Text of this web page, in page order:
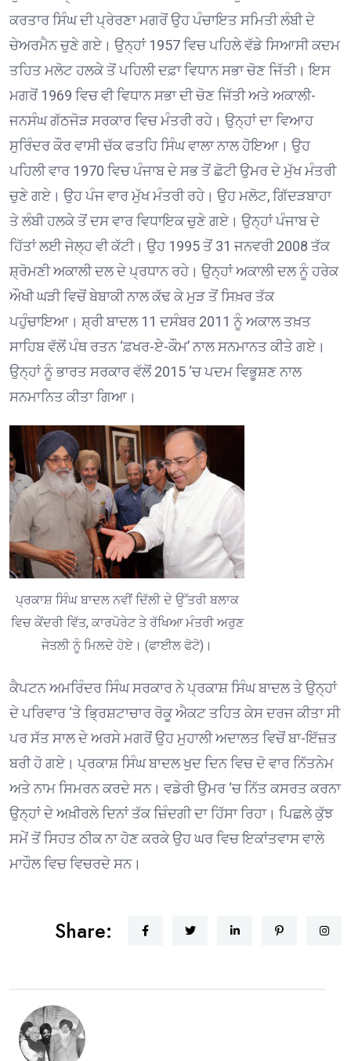
ਕਰਤਾਰ ਸਿੰਘ ਦੀ ਪ੍ਰੇਰਣਾ ਮਗਰੋਂ ਉਹ ਪੰਚਾਇਤ ਸਮਿਤੀ ਲੰਬੀ ਦੇ
ਚੇਅਰਮੈਨ ਚੁਣੇ ਗਏ। ਉਨ੍ਹਾਂ 1957 ਵਿਚ ਪਹਿਲੇ ਵੱਡੇ ਸਿਆਸੀ ਕਦਮ
ਤਹਿਤ ਮਲੋਟ ਹਲਕੇ ਤੋਂ ਪਹਿਲੀ ਦਫ਼ਾ ਵਿਧਾਨ ਸਭਾ ਚੋਣ ਜਿੱਤੀ। ਇਸ
ਮਗਰੋਂ 1969 ਵਿਚ ਵੀ ਵਿਧਾਨ ਸਭਾ ਦੀ ਚੋਣ ਜਿੱਤੀ ਅਤੇ ਅਕਾਲੀ-
ਜਨਸੰਘ ਗੱਠਜੋੜ ਸਰਕਾਰ ਵਿਚ ਮੰਤਰੀ ਰਹੇ। ਉਨ੍ਹਾਂ ਦਾ ਵਿਆਹ
ਸੁਰਿੰਦਰ ਕੌਰ ਵਾਸੀ ਚੱਕ ਫਤਹਿ ਸਿੰਘ ਵਾਲਾ ਨਾਲ ਹੋਇਆ। ਉਹ
ਪਹਿਲੀ ਵਾਰ 1970 ਵਿਚ ਪੰਜਾਬ ਦੇ ਸਭ ਤੋਂ ਛੋਟੀ ਉਮਰ ਦੇ ਮੁੱਖ ਮੰਤਰੀ
ਚੁਣੇ ਗਏ। ਉਹ ਪੰਜ ਵਾਰ ਮੁੱਖ ਮੰਤਰੀ ਰਹੇ। ਉਹ ਮਲੋਟ, ਗਿੱਦੜਬਾਹਾ
ਤੇ ਲੰਬੀ ਹਲਕੇ ਤੋਂ ਦਸ ਵਾਰ ਵਿਧਾਇਕ ਚੁਣੇ ਗਏ। ਉਨ੍ਹਾਂ ਪੰਜਾਬ ਦੇ
ਹਿੱਤਾਂ ਲਈ ਜੇਲ੍ਹ ਵੀ ਕੱਟੀ। ਉਹ 1995 ਤੋਂ 31 ਜਨਵਰੀ 2008 ਤੱਕ
ਸ਼੍ਰੋਮਣੀ ਅਕਾਲੀ ਦਲ ਦੇ ਪ੍ਰਧਾਨ ਰਹੇ। ਉਨ੍ਹਾਂ ਅਕਾਲੀ ਦਲ ਨੂੰ ਹਰੇਕ
ਔਖੀ ਘੜੀ ਵਿਚੋਂ ਬੇਬਾਕੀ ਨਾਲ ਕੱਢ ਕੇ ਮੁੜ ਤੋਂ ਸਿਖ਼ਰ ਤੱਕ
ਪਹੁੰਚਾਇਆ। ਸ਼੍ਰੀ ਬਾਦਲ 11 ਦਸੰਬਰ 2011 ਨੂੰ ਅਕਾਲ ਤਖ਼ਤ
ਸਾਹਿਬ ਵੱਲੋਂ ਪੰਥ ਰਤਨ ‘ਫ਼ਖਰ-ਏ-ਕੌਮ’ ਨਾਲ ਸਨਮਾਨਤ ਕੀਤੇ ਗਏ।
ਉਨ੍ਹਾਂ ਨੂੰ ਭਾਰਤ ਸਰਕਾਰ ਵੱਲੋਂ 2015 ‘ਚ ਪਦਮ ਵਿਭੂਸ਼ਣ ਨਾਲ
ਸਨਮਾਨਿਤ ਕੀਤਾ ਗਿਆ।
ਪ੍ਰਕਾਸ਼ ਸਿੰਘ ਬਾਦਲ ਨਵੀਂ ਦਿੱਲੀ ਦੇ ਉੱਤਰੀ ਬਲਾਕ
ਵਿਚ ਕੇਂਦਰੀ ਵਿੱਤ, ਕਾਰਪੋਰੇਟ ਤੇ ਰੱਖਿਆ ਮੰਤਰੀ ਅਰੁਣ
ਜੇਤਲੀ ਨੂੰ ਮਿਲਦੇ ਹੋਏ। (ਫਾਈਲ ਫੋਟੋ)।
ਕੈਪਟਨ ਅਮਰਿੰਦਰ ਸਿੰਘ ਸਰਕਾਰ ਨੇ ਪ੍ਰਕਾਸ਼ ਸਿੰਘ ਬਾਦਲ ਤੇ ਉਨ੍ਹਾਂ
ਦੇ ਪਰਿਵਾਰ ‘ਤੇ ਭ੍ਰਿਸ਼ਟਾਚਾਰ ਰੋਕੂ ਐਕਟ ਤਹਿਤ ਕੇਸ ਦਰਜ ਕੀਤਾ ਸੀ
ਪਰ ਸੱਤ ਸਾਲ ਦੇ ਅਰਸੇ ਮਗਰੋਂ ਉਹ ਮੁਹਾਲੀ ਅਦਾਲਤ ਵਿਚੋਂ ਬਾ-ਇੱਜ਼ਤ
ਬਰੀ ਹੋ ਗਏ। ਪ੍ਰਕਾਸ਼ ਸਿੰਘ ਬਾਦਲ ਖੁਦ ਦਿਨ ਵਿਚ ਦੋ ਵਾਰ ਨਿੱਤਨੇਮ
ਅਤੇ ਨਾਮ ਸਿਮਰਨ ਕਰਦੇ ਸਨ। ਵਡੇਰੀ ਉਮਰ ‘ਚ ਨਿੱਤ ਕਸਰਤ ਕਰਨਾ
ਉਨ੍ਹਾਂ ਦੇ ਅਖ਼ੀਰਲੇ ਦਿਨਾਂ ਤੱਕ ਜ਼ਿੰਦਗੀ ਦਾ ਹਿੱਸਾ ਰਿਹਾ। ਪਿਛਲੇ ਕੁੱਝ
ਸਮੇਂ ਤੋਂ ਸਿਹਤ ਠੀਕ ਨਾ ਹੋਣ ਕਰਕੇ ਉਹ ਘਰ ਵਿਚ ਇਕਾਂਤਵਾਸ ਵਾਲੇ
ਮਾਹੌਲ ਵਿਚ ਵਿਚਰਦੇ ਸਨ।
Share: